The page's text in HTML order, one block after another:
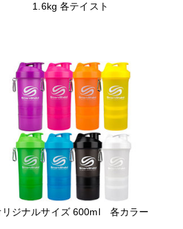
1.6kg 各テイスト
リジナルサイズ 600ml 各カラー